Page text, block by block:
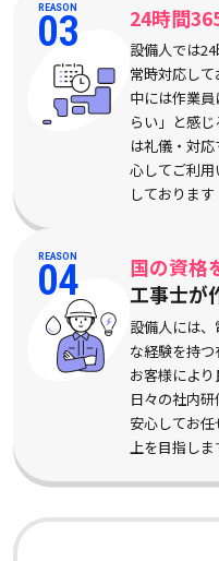
REASON
03 24時間
設備人では
常時対応して
中には作業
らい」と感
は礼儀・対
心してご利
しております
REASON
04 国の資格
工事士が
設備人には
な経験を持つ
お客様により
日々の社内研
安心してお
上を目指しま